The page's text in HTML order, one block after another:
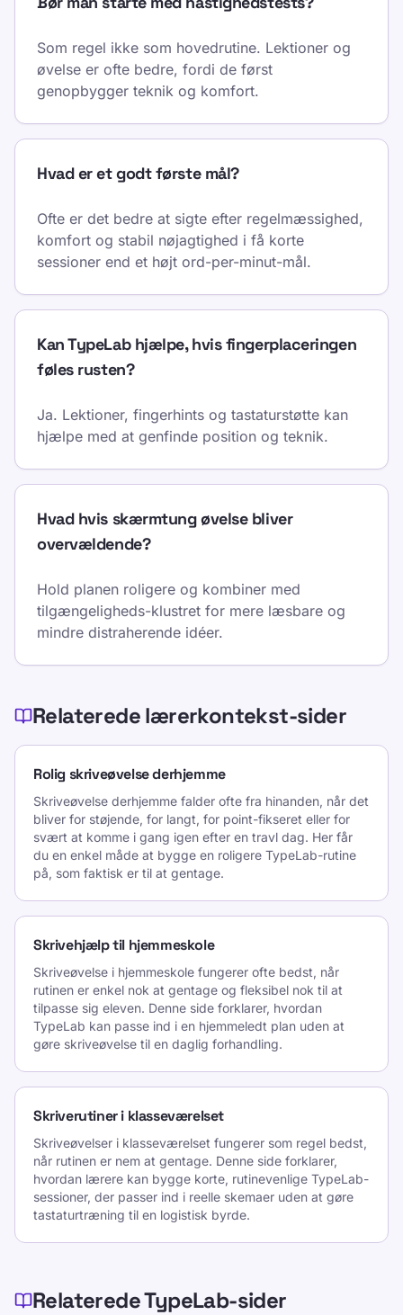
Som regel ikke som hovedrutine. Lektioner og
øvelse er ofte bedre, fordi de først
genopbygger teknik og komfort.
Hvad er et godt første mål?
Ofte er det bedre at sigte efter regelmæssighed,
komfort og stabil nøjagtighed i få korte
sessioner end et højt ord-per-minut-mål.
Kan TypeLab hjælpe, hvis fingerplaceringen
føles rusten?
Ja. Lektioner, fingerhints og tastaturstøtte kan
hjælpe med at genfinde position og teknik.
Hvad hvis skærmtung øvelse bliver
overvældende?
Hold planen roligere og kombiner med
tilgængeligheds-klustret for mere læsbare og
mindre distraherende idéer.
Relaterede lærerkontekst-sider
Rolig skriveøvelse derhjemme
Skriveøvelse derhjemme falder ofte fra hinanden, når det
bliver for støjende, for langt, for point-fikseret eller for
svært at komme i gang igen efter en travl dag. Her får
du en enkel måde at bygge en roligere TypeLab-rutine
på, som faktisk er til at gentage.
Skrivehjælp til hjemmeskole
Skriveøvelse i hjemmeskole fungerer ofte bedst, når
rutinen er enkel nok at gentage og fleksibel nok til at
tilpasse sig eleven. Denne side forklarer, hvordan
TypeLab kan passe ind i en hjemmeledt plan uden at
gøre skriveøvelse til en daglig forhandling.
Skriverutiner i klasseværelset
Skriveøvelser i klasseværelset fungerer som regel bedst,
når rutinen er nem at gentage. Denne side forklarer,
hvordan lærere kan bygge korte, rutinevenlige TypeLab-
sessioner, der passer ind i reelle skemaer uden at gøre
tastaturtræning til en logistisk byrde.
Relaterede TypeLab-sider